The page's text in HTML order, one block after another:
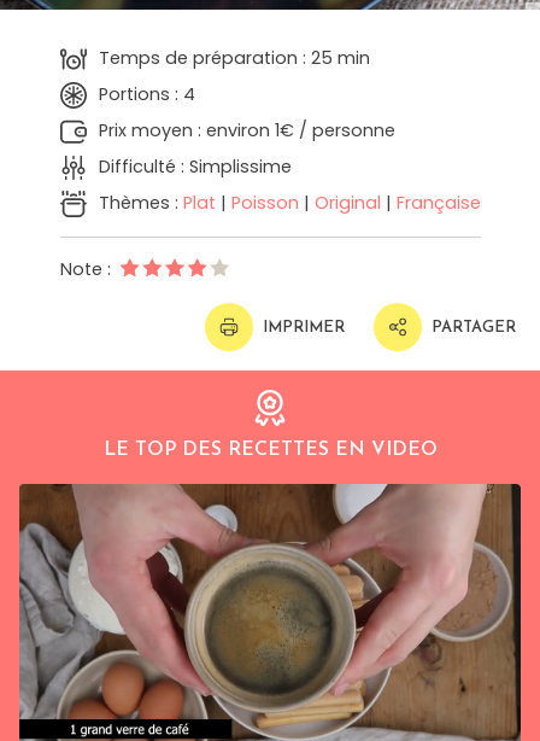
Temps de préparation : 25 min
Portions : 4
Prix moyen : environ 1€ / personne
Difficulté : Simplissime
Thèmes : Plat | Poisson | Original | Française
Note :
IMPRIMER PARTAGER
LE TOP DES RECETTES EN VIDEO